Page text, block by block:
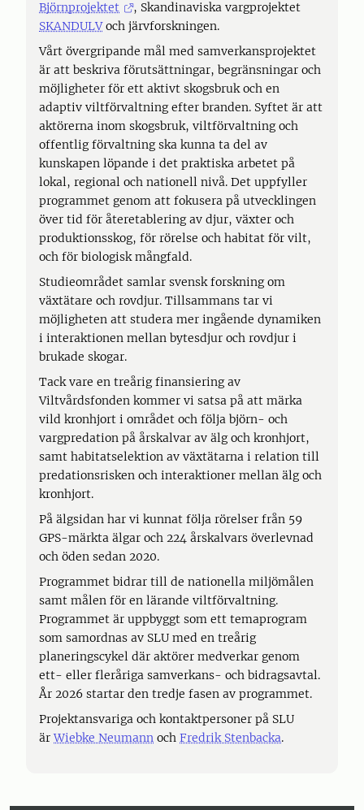
Björnprojektet
, Skandinaviska vargprojektet
SKANDULVoch järvforskningen.
Vårt övergripande mål med samverkansprojektet
är att beskriva förutsättningar, begränsningar och
möjligheter för ett aktivt skogsbruk och en
adaptiv viltförvaltning efter branden. Syftet är att
aktörerna inom skogsbruk, viltförvaltning och
offentlig förvaltning ska kunna ta del av
kunskapen löpande i det praktiska arbetet på
lokal, regional och nationell nivå. Det uppfyller
programmet genom att fokusera på utvecklingen
över tid för återetablering av djur, växter och
produktionsskog, för rörelse och habitat för vilt,
och för biologisk mångfald.
Studieområdet samlar svensk forskning om
växtätare och rovdjur. Tillsammans tar vi
möjligheten att studera mer ingående dynamiken
i interaktionen mellan bytesdjur och rovdjur i
brukade skogar.
Tack vare en treårig finansiering av
Viltvårdsfonden kommer vi satsa på att märka
vild kronhjort i området och följa björn- och
vargpredation på årskalvar av älg och kronhjort,
samt habitatselektion av växtätarna i relation till
predationsrisken och interaktioner mellan älg och
kronhjort.
På älgsidan har vi kunnat följa rörelser från 59
GPS-märkta älgar och 224 årskalvars överlevnad
och öden sedan 2020.
Programmet bidrar till de nationella miljömålen
samt målen för en lärande viltförvaltning.
Programmet är uppbyggt som ett temaprogram
som samordnas av SLU med en treårig
planeringscykel där aktörer medverkar genom
ett- eller fleråriga samverkans- och bidragsavtal.
År 2026 startar den tredje fasen av programmet.
Projektansvariga och kontaktpersoner på SLU
ärWiebke Neumann och Fredrik Stenbacka.